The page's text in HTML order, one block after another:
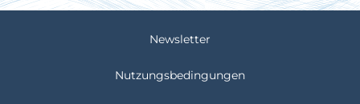
Newsletter
Nutzungsbedingungen